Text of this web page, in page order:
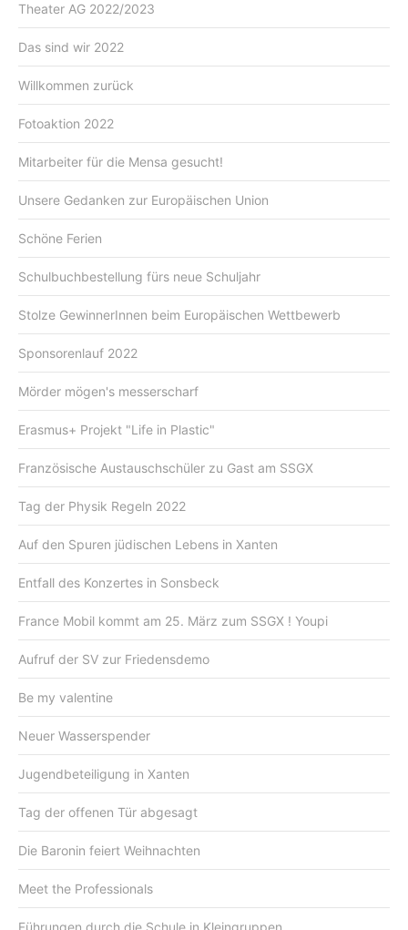
Theater AG 2022/2023
Das sind wir 2022
Willkommen zurück
Fotoaktion 2022
Mitarbeiter für die Mensa gesucht!
Unsere Gedanken zur Europäischen Union
Schöne Ferien
Schulbuchbestellung fürs neue Schuljahr
Stolze GewinnerInnen beim Europäischen Wettbewerb
Sponsorenlauf 2022
Mörder mögen's messerscharf
Erasmus+ Projekt "Life in Plastic"
Französische Austauschschüler zu Gast am SSGX
Tag der Physik Regeln 2022
Auf den Spuren jüdischen Lebens in Xanten
Entfall des Konzertes in Sonsbeck
France Mobil kommt am 25. März zum SSGX ! Youpi
Aufruf der SV zur Friedensdemo
Be my valentine
Neuer Wasserspender
Jugendbeteiligung in Xanten
Tag der offenen Tür abgesagt
Die Baronin feiert Weihnachten
Meet the Professionals
Führungen durch die Schule in Kleingruppen